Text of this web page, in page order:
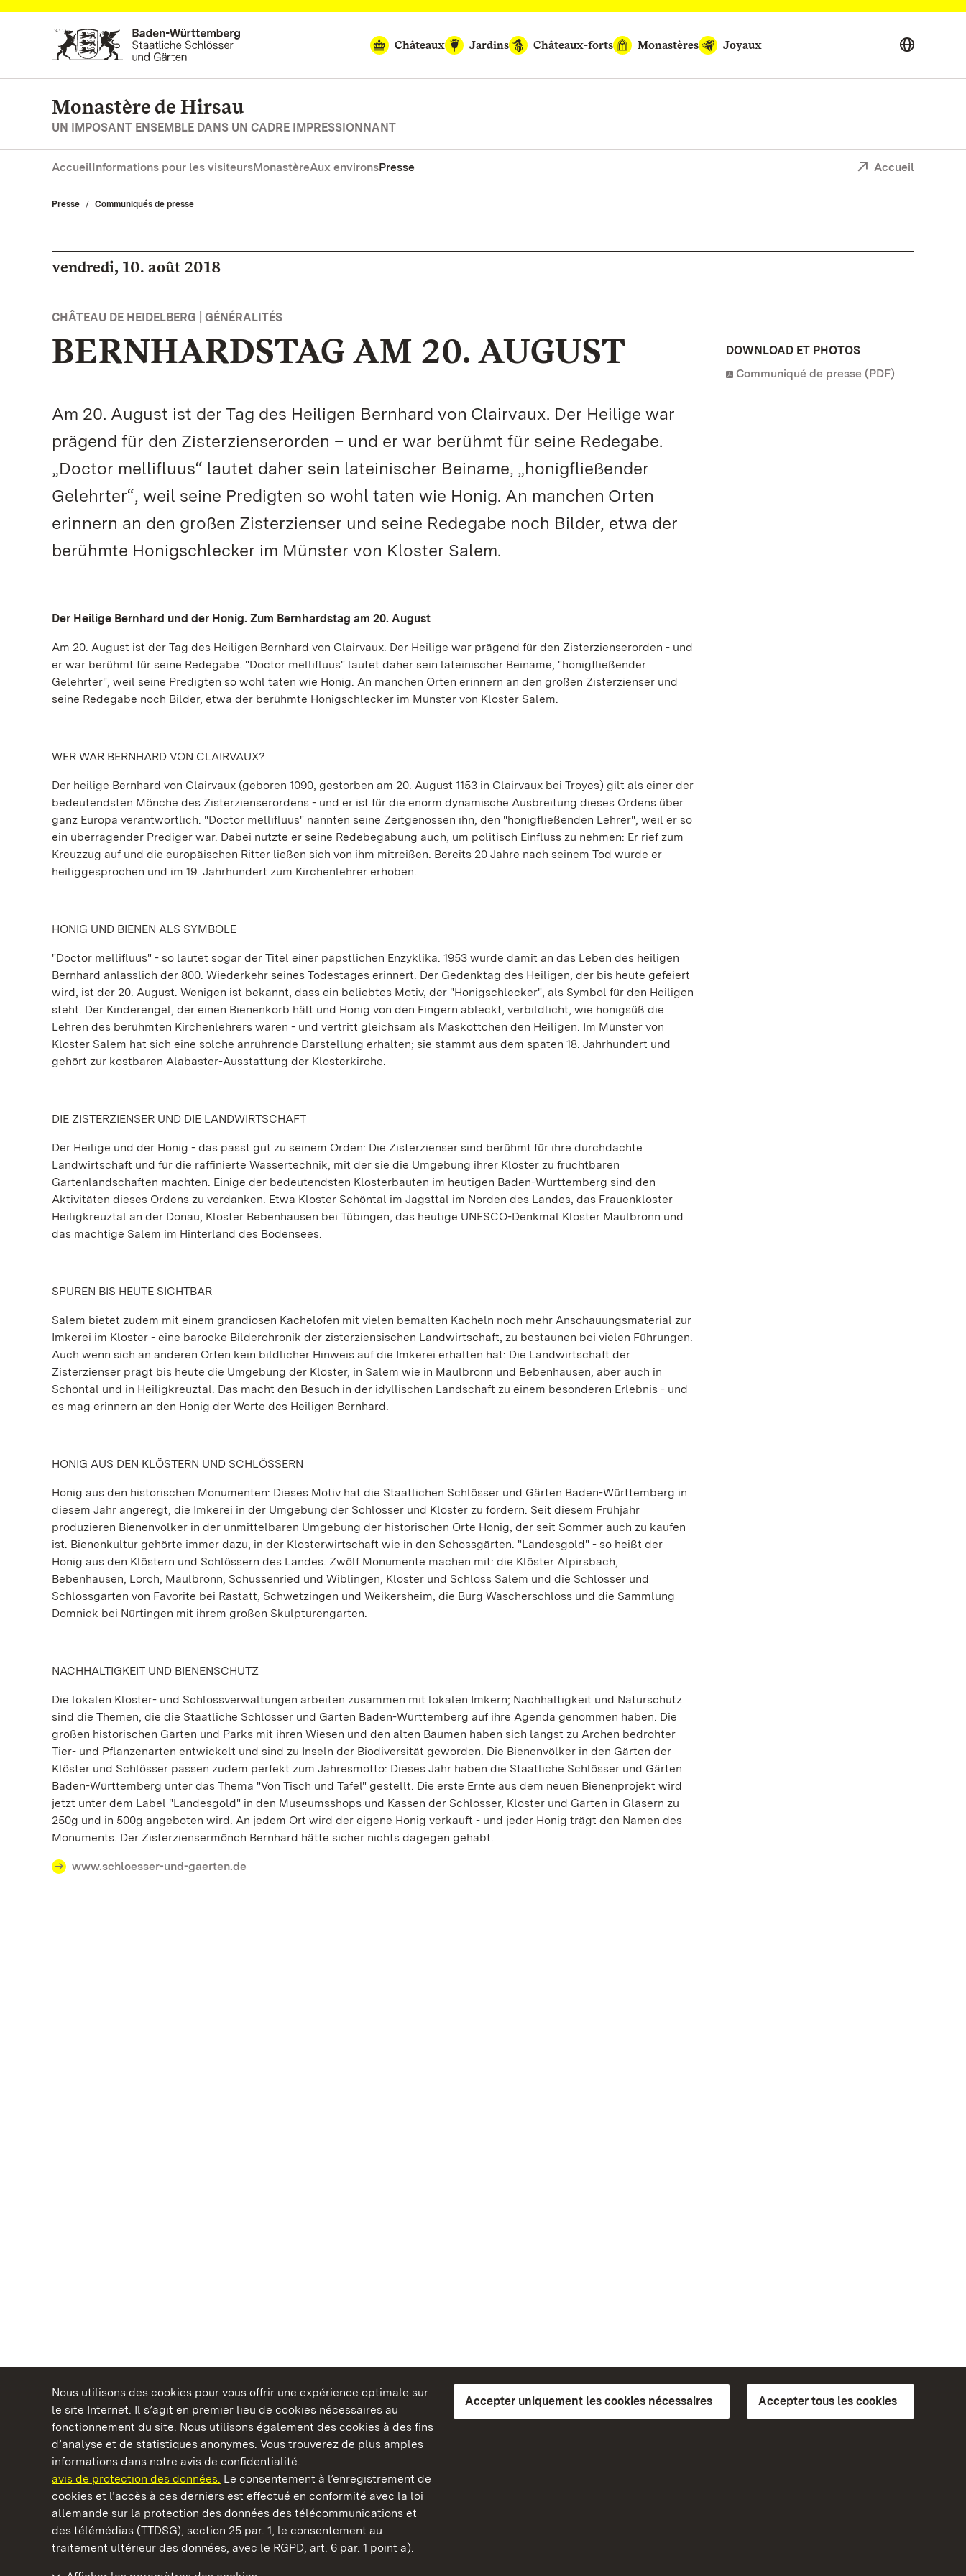
Nous utilisons des cookies pour vous offrir une expérience optimale sur
le site Internet. Il s’agit en premier lieu de cookies nécessaires au
fonctionnement du site. Nous utilisons également des cookies à des fins
d’analyse et de statistiques anonymes. Vous trouverez de plus amples
informations dans notre avis de confidentialité.
avis de protection des données. Le consentement à l’enregistrement de
cookies et l’accès à ces derniers est effectué en conformité avec la loi
allemande sur la protection des données des télécommunications et
des télémédias (TTDSG), section 25 par. 1, le consentement au
traitement ultérieur des données, avec le RGPD, art. 6 par. 1 point a).
Accepter uniquement les cookies nécessaires Accepter tous les cookies
Vers la page d’accueil
Châteaux
Jardins Châteaux-forts Monastères Joyaux
Monastère de Hirsau
UN IMPOSANT ENSEMBLE DANS UN CADRE IMPRESSIONNANT
AccueilInformations pour les visiteursMonastèreAux environsPresse Accueil
Presse Communiqués de presse
vendredi, 10. août 2018
CHÂTEAU DE HEIDELBERG | GÉNÉRALITÉS
BERNHARDSTAG AM 20. AUGUST
Am 20. August ist der Tag des Heiligen Bernhard von Clairvaux. Der Heilige war
prägend für den Zisterzienserorden – und er war berühmt für seine Redegabe.
„Doctor mellifluus“ lautet daher sein lateinischer Beiname, „honigfließender
Gelehrter“, weil seine Predigten so wohl taten wie Honig. An manchen Orten
erinnern an den großen Zisterzienser und seine Redegabe noch Bilder, etwa der
berühmte Honigschlecker im Münster von Kloster Salem.
Der Heilige Bernhard und der Honig. Zum Bernhardstag am 20. August
Am 20. August ist der Tag des Heiligen Bernhard von Clairvaux. Der Heilige war prägend für den Zisterzienserorden - und
er war berühmt für seine Redegabe. "Doctor mellifluus" lautet daher sein lateinischer Beiname, "honigfließender
Gelehrter", weil seine Predigten so wohl taten wie Honig. An manchen Orten erinnern an den großen Zisterzienser und
seine Redegabe noch Bilder, etwa der berühmte Honigschlecker im Münster von Kloster Salem.
WER WAR BERNHARD VON CLAIRVAUX?
Der heilige Bernhard von Clairvaux (geboren 1090, gestorben am 20. August 1153 in Clairvaux bei Troyes) gilt als einer der
bedeutendsten Mönche des Zisterzienserordens - und er ist für die enorm dynamische Ausbreitung dieses Ordens über
ganz Europa verantwortlich. "Doctor mellifluus" nannten seine Zeitgenossen ihn, den "honigfließenden Lehrer", weil er so
ein überragender Prediger war. Dabei nutzte er seine Redebegabung auch, um politisch Einfluss zu nehmen: Er rief zum
Kreuzzug auf und die europäischen Ritter ließen sich von ihm mitreißen. Bereits 20 Jahre nach seinem Tod wurde er
heiliggesprochen und im 19. Jahrhundert zum Kirchenlehrer erhoben.
HONIG UND BIENEN ALS SYMBOLE
"Doctor mellifluus" - so lautet sogar der Titel einer päpstlichen Enzyklika. 1953 wurde damit an das Leben des heiligen
Bernhard anlässlich der 800. Wiederkehr seines Todestages erinnert. Der Gedenktag des Heiligen, der bis heute gefeiert
wird, ist der 20. August. Wenigen ist bekannt, dass ein beliebtes Motiv, der "Honigschlecker", als Symbol für den Heiligen
steht. Der Kinderengel, der einen Bienenkorb hält und Honig von den Fingern ableckt, verbildlicht, wie honigsüß die
Lehren des berühmten Kirchenlehrers waren - und vertritt gleichsam als Maskottchen den Heiligen. Im Münster von
Kloster Salem hat sich eine solche anrührende Darstellung erhalten; sie stammt aus dem späten 18. Jahrhundert und
gehört zur kostbaren Alabaster-Ausstattung der Klosterkirche.
DIE ZISTERZIENSER UND DIE LANDWIRTSCHAFT
Der Heilige und der Honig - das passt gut zu seinem Orden: Die Zisterzienser sind berühmt für ihre durchdachte
Landwirtschaft und für die raffinierte Wassertechnik, mit der sie die Umgebung ihrer Klöster zu fruchtbaren
Gartenlandschaften machten. Einige der bedeutendsten Klosterbauten im heutigen Baden-Württemberg sind den
Aktivitäten dieses Ordens zu verdanken. Etwa Kloster Schöntal im Jagsttal im Norden des Landes, das Frauenkloster
Heiligkreuztal an der Donau, Kloster Bebenhausen bei Tübingen, das heutige UNESCO-Denkmal Kloster Maulbronn und
das mächtige Salem im Hinterland des Bodensees.
SPUREN BIS HEUTE SICHTBAR
Salem bietet zudem mit einem grandiosen Kachelofen mit vielen bemalten Kacheln noch mehr Anschauungsmaterial zur
Imkerei im Kloster - eine barocke Bilderchronik der zisterziensischen Landwirtschaft, zu bestaunen bei vielen Führungen.
Auch wenn sich an anderen Orten kein bildlicher Hinweis auf die Imkerei erhalten hat: Die Landwirtschaft der
Zisterzienser prägt bis heute die Umgebung der Klöster, in Salem wie in Maulbronn und Bebenhausen, aber auch in
Schöntal und in Heiligkreuztal. Das macht den Besuch in der idyllischen Landschaft zu einem besonderen Erlebnis - und
es mag erinnern an den Honig der Worte des Heiligen Bernhard.
HONIG AUS DEN KLÖSTERN UND SCHLÖSSERN
Honig aus den historischen Monumenten: Dieses Motiv hat die Staatlichen Schlösser und Gärten Baden-Württemberg in
diesem Jahr angeregt, die Imkerei in der Umgebung der Schlösser und Klöster zu fördern. Seit diesem Frühjahr
produzieren Bienenvölker in der unmittelbaren Umgebung der historischen Orte Honig, der seit Sommer auch zu kaufen
ist. Bienenkultur gehörte immer dazu, in der Klosterwirtschaft wie in den Schossgärten. "Landesgold" - so heißt der
Honig aus den Klöstern und Schlössern des Landes. Zwölf Monumente machen mit: die Klöster Alpirsbach,
Bebenhausen, Lorch, Maulbronn, Schussenried und Wiblingen, Kloster und Schloss Salem und die Schlösser und
Schlossgärten von Favorite bei Rastatt, Schwetzingen und Weikersheim, die Burg Wäscherschloss und die Sammlung
Domnick bei Nürtingen mit ihrem großen Skulpturengarten.
NACHHALTIGKEIT UND BIENENSCHUTZ
Die lokalen Kloster- und Schlossverwaltungen arbeiten zusammen mit lokalen Imkern; Nachhaltigkeit und Naturschutz
sind die Themen, die die Staatliche Schlösser und Gärten Baden-Württemberg auf ihre Agenda genommen haben. Die
großen historischen Gärten und Parks mit ihren Wiesen und den alten Bäumen haben sich längst zu Archen bedrohter
Tier- und Pflanzenarten entwickelt und sind zu Inseln der Biodiversität geworden. Die Bienenvölker in den Gärten der
Klöster und Schlösser passen zudem perfekt zum Jahresmotto: Dieses Jahr haben die Staatliche Schlösser und Gärten
Baden-Württemberg unter das Thema "Von Tisch und Tafel" gestellt. Die erste Ernte aus dem neuen Bienenprojekt wird
jetzt unter dem Label "Landesgold" in den Museumsshops und Kassen der Schlösser, Klöster und Gärten in Gläsern zu
250g und in 500g angeboten wird. An jedem Ort wird der eigene Honig verkauft - und jeder Honig trägt den Namen des
Monuments. Der Zisterziensermönch Bernhard hätte sicher nichts dagegen gehabt.
www.schloesser-und-gaerten.de
DOWNLOAD ET PHOTOS
Communiqué de presse (PDF)
Châteaux et jardins publics du Bade-Wurtemberg
Monastère de Hirsau